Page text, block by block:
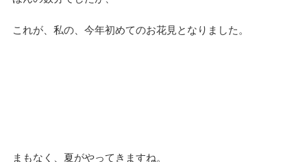
これが、私の、今年初めてのお花見となりました。
まもなく、夏がやってきますね。